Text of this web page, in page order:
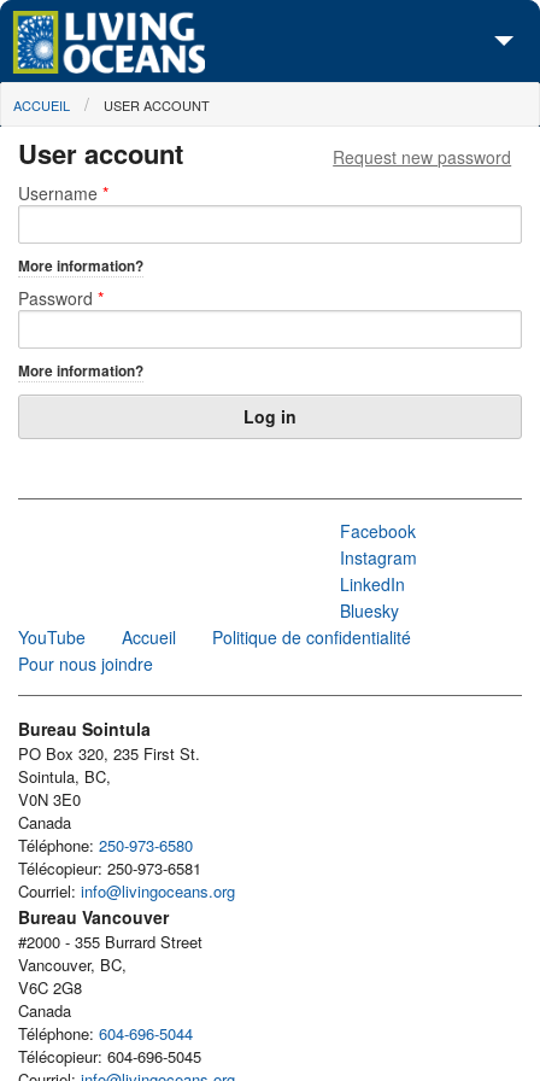
Skip to main content
À propos de nous
Nos campagnes
Les Cartes
You are here
ACCUEIL USER ACCOUNT
User account
Primary tabs
Request new password
Username *
More information?
Password *
More information?
Facebook
Instagram
LinkedIn
Bluesky
YouTube
Accueil
Politique de confidentialité
Pour nous joindre
Bureau Sointula
PO Box 320, 235 First St.
Sointula, BC,
V0N 3E0
Canada
Téléphone: 250-973-6580
Télécopieur: 250-973-6581
Courriel: info@livingoceans.org
Bureau Vancouver
#2000 - 355 Burrard Street
Vancouver, BC,
V6C 2G8
Canada
Téléphone: 604-696-5044
Télécopieur: 604-696-5045